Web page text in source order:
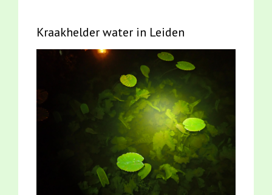
Kraakhelder water in Leiden